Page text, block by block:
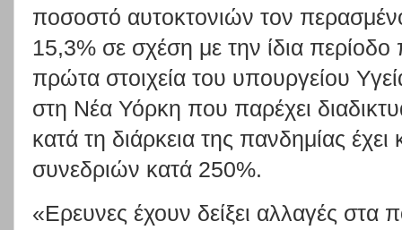
ποσοστό αυτοκτονιών τον
15,3% σε σχέση με την ίδια
πρώτα στοιχεία του υπουργείου
στη Νέα Υόρκη που παρέχει
κατά τη διάρκεια της πανδημίας
συνεδριών κατά 250%.
«Ερευνες έχουν δείξει αλλαγές στα